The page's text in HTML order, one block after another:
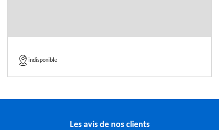
indisponible
Les avis de nos clients